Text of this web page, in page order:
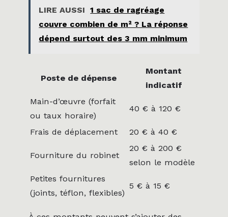
LIRE AUSSI 1 sac de ragréage
couvre combien de m² ? La réponse
dépend surtout des 3 mm minimum
Poste de dépense
Montant
indicatif
Main-d’œuvre (forfait
ou taux horaire)
40 € à 120 €
Frais de déplacement 20 € à 40 €
Fourniture du robinet
20 € à 200 €
selon le modèle
Petites fournitures
(joints, téflon, flexibles)
5 € à 15 €